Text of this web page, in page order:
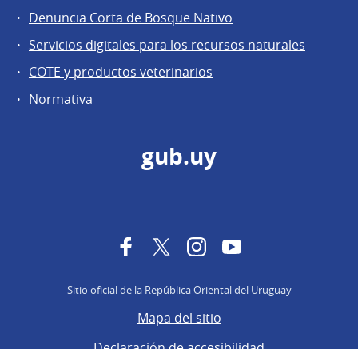
Denuncia Corta de Bosque Nativo
Servicios digitales para los recursos naturales
COTE y productos veterinarios
Normativa
gub.uy
FacebookTwitterInstagramYouTube
Sitio oficial de la República Oriental del Uruguay
Mapa del sitio